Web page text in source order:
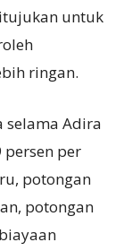
untuk
ringan.
selama Adira
per
potongan
potongan